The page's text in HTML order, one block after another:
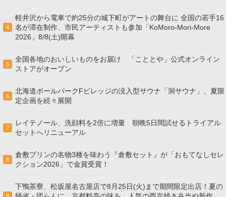
4
軽井沢から電車で約25分の城下町がアートの舞台に 全国の若手16
名が滞在制作、市民アーティストも参加「KoMoro-Mori-More
2026」8/8(土)開幕
5
全国各地のおいしいものをお届け 「こととや」公式オンライン
ストアがオープン
6
北海道ボールパークFビレッジの没入型サウナ「洞サウナ」、夏限
定企画を続々展開
7
レイテノール、洗顔料を2倍に増量 朝晩5日間試せるトライアル
セットへリニューアル
8
倉敷プリンの名物3種を味わう『倉敷セット』が「おもてなしセレ
クション2026」で金賞受賞！
下鴨茶寮、松坂屋名古屋店で8月25日(火)まで期間限定出店！夏の